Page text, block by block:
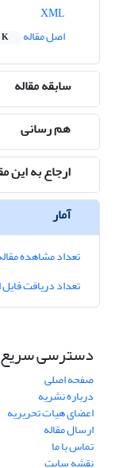
اصل مقاله
K
سابقه مقاله
هم رسانی
ارجاع به این
آمار
تعداد مشاهده
تعداد دریافت
دسترسی سریع
صفحه اصلی
درباره نشریه
اعضای هیات تحریریه
ارسال مقاله
تماس با ما
نقشه سایت